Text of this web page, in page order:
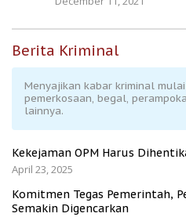
Berita Kriminal
Menyajikan kabar kriminal
pemerkosaan, begal,
lainnya.
Kekejaman OPM Harus
April 23, 2025
Komitmen Tegas Pemerintah,
Semakin Digencarkan